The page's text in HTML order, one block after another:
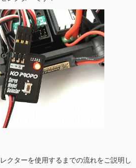
クターを使用するまでの流れをご説明し